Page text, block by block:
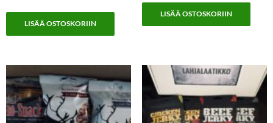
LISÄÄ OSTOSKORIIN
LISÄÄ OSTOSKORIIN